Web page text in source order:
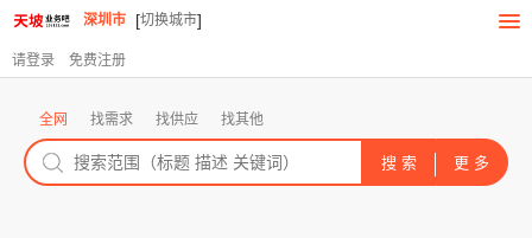
深圳市 [切换城市]
请登录 免费注册
全网 找需求 找供应 找其他